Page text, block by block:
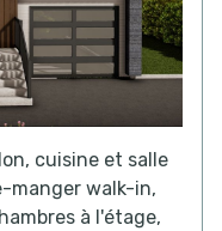
cuisine et salle
manger walk-in,
à l'étage,